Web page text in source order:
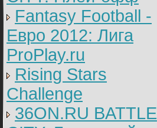
Fantasy Football -
Евро 2012: Лига
ProPlay.ru
Rising Stars
Challenge
36ON.RU BATTLE